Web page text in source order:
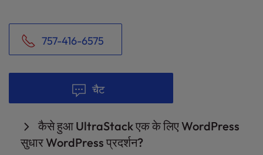
757-416-6575
चैट
कैसे हुआ UltraStack एक के लिए WordPress
सुधार WordPress प्रदर्शन?